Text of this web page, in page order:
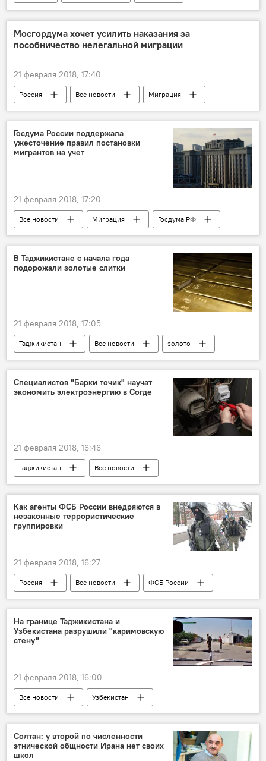
Мосгордума хочет усилить наказания за
пособничество нелегальной миграции
21 февраля 2018, 17:40
Россия Все новости
Миграция
Москва
Новости мигрантов из Центральной Азии в России
Госдума РФ
Госдума России поддержала
ужесточение правил постановки
мигрантов на учет
21 февраля 2018, 17:20
Все новости Миграция
Госдума РФ
закон
учет
Новости мигрантов из Центральной Азии в России
Россия
В Таджикистане с начала года
подорожали золотые слитки
21 февраля 2018, 17:05
Таджикистан Все новости
золото
цены
Специалистов "Барки точик" научат
экономить электроэнергию в Согде
21 февраля 2018, 16:46
Таджикистан
Все новости
"Барки Точик"
электроэнергия
Новости Худжанда и Согдийской области
Как агенты ФСБ России внедряются в
незаконные террористические
группировки
21 февраля 2018, 16:27
Россия Все новости
ФСБ России
терроризм
Угроза терактов в России
На границе Таджикистана и
Узбекистана разрушили "каримовскую
стену"
21 февраля 2018, 16:00
Все новости
Узбекистан
Ислам Каримов
снос
граница
Узбекистан и Таджикистан: новости
Центральная Азия
Таджикистан
Солтан: у второй по численности
этнической общности Ирана нет своих
школ